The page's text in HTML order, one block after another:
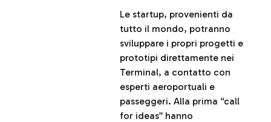
Le startup, provenienti da
tutto il mondo, potranno
sviluppare i propri progetti e
prototipi direttamente nei
Terminal, a contatto con
esperti aeroportuali e
passeggeri. Alla prima “call
for ideas” hanno